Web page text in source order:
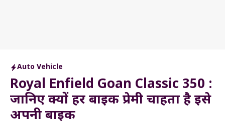
Auto Vehicle
Royal Enfield Goan Classic 350 :
जानिए क्यों हर बाइक प्रेमी चाहता है इसे
अपनी बाइक